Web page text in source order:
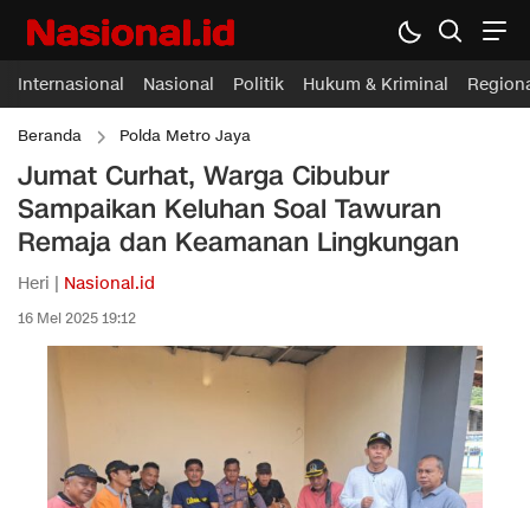
Internasional Nasional Politik Hukum & Kriminal
Beranda Polda Metro Jaya
Jumat Curhat, Warga Cibubur
Sampaikan Keluhan Soal Tawuran
Remaja dan Keamanan Lingkungan
Heri | Nasional.id
16 Mei 2025 19:12